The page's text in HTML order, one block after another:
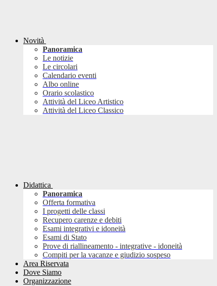
Novità
Panoramica
Le notizie
Le circolari
Calendario eventi
Albo online
Orario scolastico
Attività del Liceo Artistico
Attività del Liceo Classico
Didattica
Panoramica
Offerta formativa
I progetti delle classi
Recupero carenze e debiti
Esami integrativi e idoneità
Esami di Stato
Prove di riallineamento - integrative - idoneità
Compiti per la vacanze e giudizio sospeso
Area Riservata
Dove Siamo
Organizzazione